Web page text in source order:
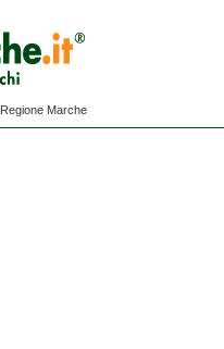
Regione Marche